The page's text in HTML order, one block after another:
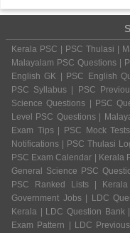
Kerala PSC | PSC Thulasi |
Malayalam PSC Questions |
English GK | PSC English
PSC Syllabus | PSC
Science Questions | PSC
Level PSC Questions |
Exam Tips | PSC Mock
Notifications | PSC Thulasi
PSC Exam Calendar | Kerala
General Science PSC
PSC Ranked Lists |
Government Jobs | LDC
Kerala | LDC Question Bank
Exam Pattern | LDC